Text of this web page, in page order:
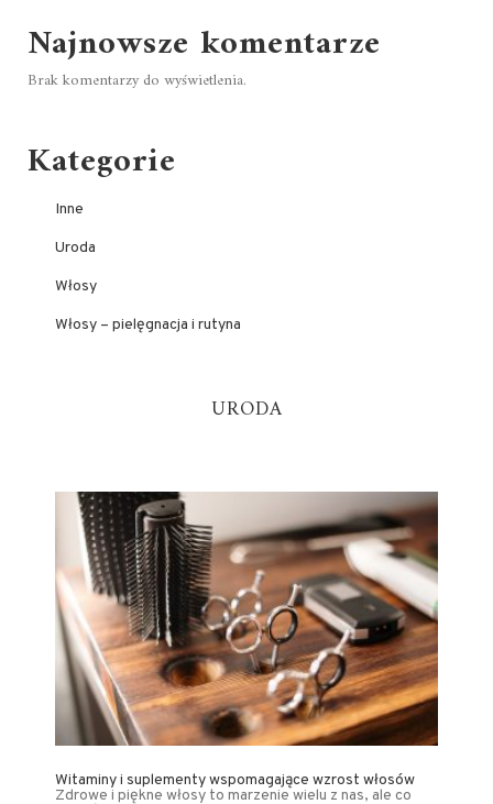
Najnowsze komentarze
Brak komentarzy do wyświetlenia.
Kategorie
Inne
Uroda
Włosy
Włosy – pielęgnacja i rutyna
URODA
Witaminy i suplementy wspomagające wzrost włosów
Zdrowe i piękne włosy to marzenie wielu z nas, ale co